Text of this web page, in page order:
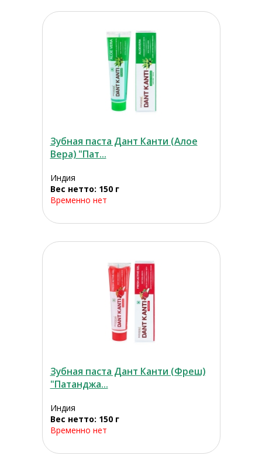
Зубная паста Дант Канти (Алое
Вера) "Пат...
Индия
Вес нетто: 150 г
Временно нет
Зубная паста Дант Канти (Фреш)
"Патанджа...
Индия
Вес нетто: 150 г
Временно нет